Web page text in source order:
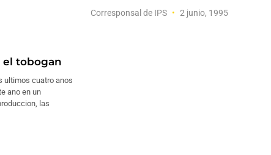
Corresponsal de IPS 2 junio, 1995
el tobogan
ultimos cuatro anos
ano en un
las